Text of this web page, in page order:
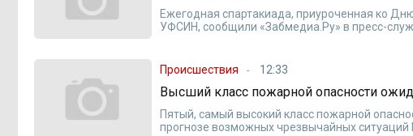
Ежегодная спартакиада, приуроченная ко
УФСИН, сообщили «Забмедиа.Ру» в пресс-
Происшествия 12:33
Высший класс пожарной опасности
Пятый, самый высокий класс пожарной
прогнозе возможных чрезвычайных